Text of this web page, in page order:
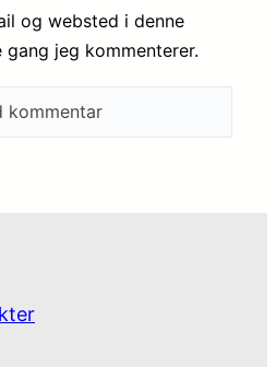
og websted i denne
jeg kommenterer.